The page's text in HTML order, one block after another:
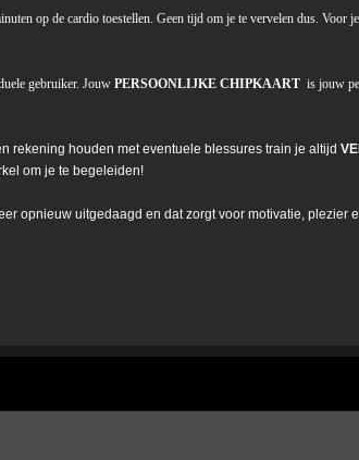
op de cardio toestellen. Geen tijd om je te vervelen dus. Voor
gebruiker. Jouw PERSOONLIJKE CHIPKAART is jouw
rekening houden met eventuele blessures train je altijd
om je te begeleiden!
opnieuw uitgedaagd en dat zorgt voor motivatie, plezier